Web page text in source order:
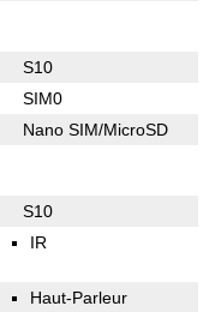
S10
SIM0
Nano SIM/MicroSD
S10
IR
Haut-Parleur